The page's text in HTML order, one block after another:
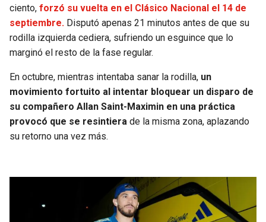
ciento, forzó su vuelta en el Clásico Nacional el 14 de
septiembre. Disputó apenas 21 minutos antes de que su
rodilla izquierda cediera, sufriendo un esguince que lo
marginó el resto de la fase regular.
En octubre, mientras intentaba sanar la rodilla, un
movimiento fortuito al intentar bloquear un disparo de
su compañero Allan Saint-Maximin en una práctica
provocó que se resintiera de la misma zona, aplazando
su retorno una vez más.